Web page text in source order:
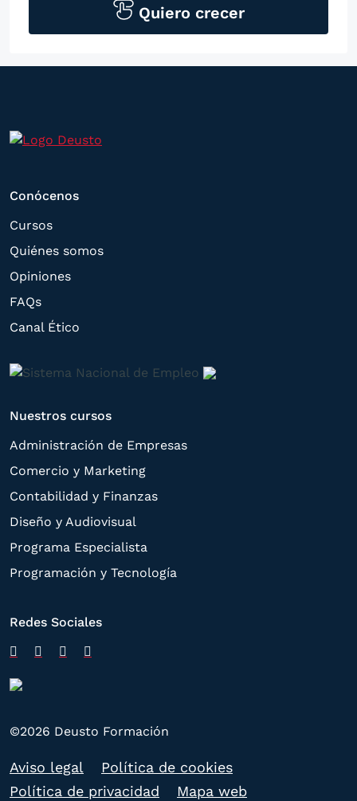
tecnológicos, incluso aplicaciones de
mensajería instantánea, con el fin de
tramitar la contratación
solicitud con las empresas que conforman
elGrupo Northius
estas puedan hacerle llegar la mejor
oferta de productos y servicios de acuerdo
a su petición. Quedan reconocidos los
derechos de acceso,
limitación, tal y como se explica en la
Quiero crecer
Conócenos
Cursos
Quiénes somos
Opiniones
FAQs
Canal Ético
Nuestros cursos
Administración de Empresas
Comercio y Marketing
Contabilidad y Finanzas
Diseño y Audiovisual
Programa Especialista
Programación y Tecnología
Redes Sociales
©2026 Deusto Formación
Aviso legal
Política de cookies
Política de privacidad
Mapa web